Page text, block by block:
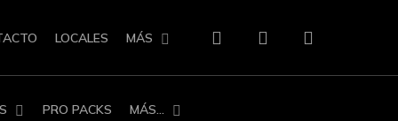
LOCALES MÁS
PRO PACKS MÁS…